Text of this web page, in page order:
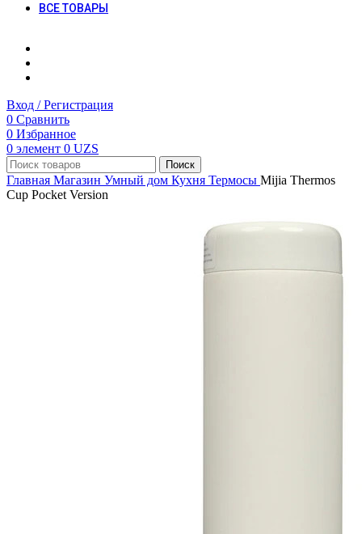
ВСЕ ТОВАРЫ
Вход / Регистрация
0 Сравнить
0 Избранное
0 элемент 0 UZS
Поиск
Главная Магазин Умный дом Кухня Термосы Mijia Thermos
Cup Pocket Version